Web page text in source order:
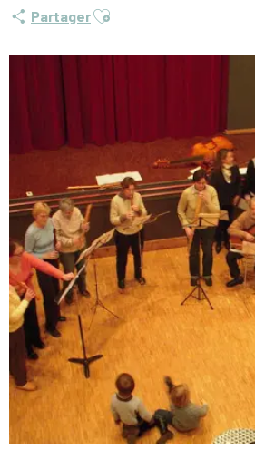
PartagerAjouter aux favoris